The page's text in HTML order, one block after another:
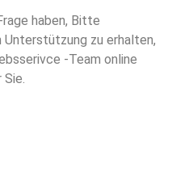
haben, Bitte
Unterstützung zu erhalten,
-Team online